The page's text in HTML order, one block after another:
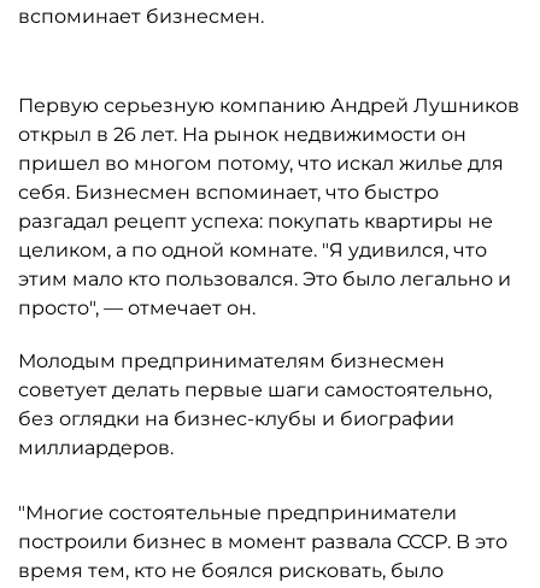
вспоминает бизнесмен.
Первую серьезную компанию Андрей Лушников
открыл в 26 лет. На рынок недвижимости он
пришел во многом потому, что искал жилье для
себя. Бизнесмен вспоминает, что быстро
разгадал рецепт успеха: покупать квартиры не
целиком, а по одной комнате. "Я удивился, что
этим мало кто пользовался. Это было легально и
просто", — отмечает он.
Молодым предпринимателям бизнесмен
советует делать первые шаги самостоятельно,
без оглядки на бизнес-клубы и биографии
миллиардеров.
"Многие состоятельные предприниматели
построили бизнес в момент развала СССР. В это
время тем, кто не боялся рисковать, было